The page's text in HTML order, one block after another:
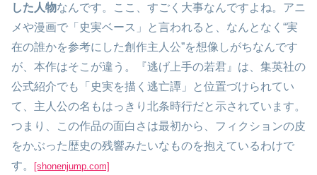
した人物なんです。ここ、すごく大事なんですよね。アニ
メや漫画で「史実ベース」と言われると、なんとなく“実
在の誰かを参考にした創作主人公”を想像しがちなんです
が、本作はそこが違う。『逃げ上手の若君』は、集英社の
公式紹介でも「史実を描く逃亡譚」と位置づけられてい
て、主人公の名もはっきり北条時行だと示されています。
つまり、この作品の面白さは最初から、フィクションの皮
をかぶった歴史の残響みたいなものを抱えているわけで
す。
[shonenjump.com]